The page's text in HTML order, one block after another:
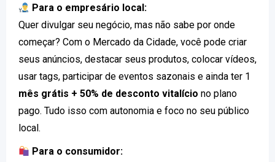
Para o empresário local:
Quer divulgar seu negócio, mas não sabe por onde
começar? Com o Mercado da Cidade, você pode criar
seus anúncios, destacar seus produtos, colocar vídeos,
usar tags, participar de eventos sazonais e ainda ter 1
mês grátis + 50% de desconto vitalício no plano
pago. Tudo isso com autonomia e foco no seu público
local.
Para o consumidor: